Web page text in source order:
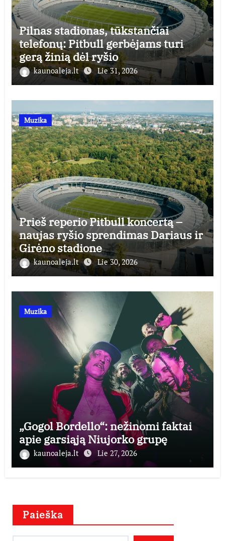
Pilnas stadionas, tūkstančiai
telefonų: Pitbull gerbėjams turi
gerą žinią dėl ryšio
kaunoaleja.lt Lie 31, 2026
Muzika
Prieš reperio Pitbull koncertą –
naujas ryšio sprendimas Dariaus ir
Girėno stadione
kaunoaleja.lt Lie 30, 2026
Muzika
„Gogol Bordello“: nežinomi faktai
apie garsiąją Niujorko grupę
kaunoaleja.lt Lie 27, 2026
Paieška